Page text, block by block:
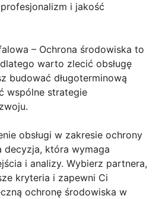
i jakość
– Ochrona środowiska to
warto zlecić obsługę
budować długoterminową
wspólne strategie
obsługi w zakresie ochrony
decyzja, która wymaga
i analizy. Wybierz partnera,
kryteria i zapewni Ci
ochronę środowiska w